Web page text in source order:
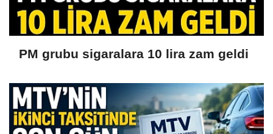
PM grubu sigaralara 10 lira zam geldi